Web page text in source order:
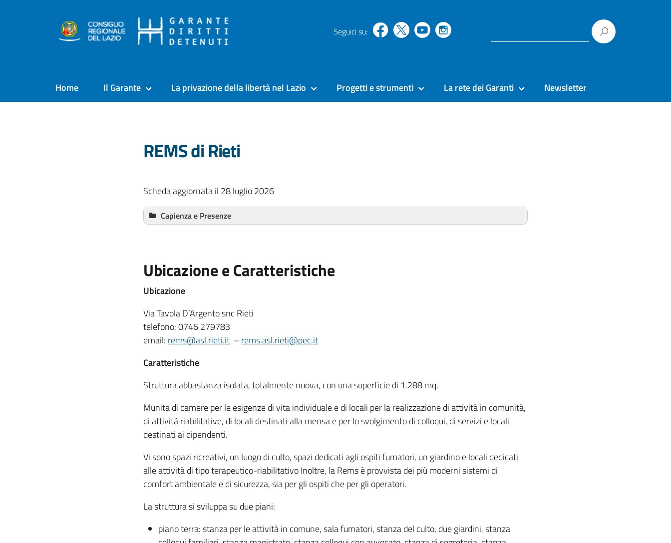
Seguici su:
Home Il Garante La privazione della libertà nel Lazio Progetti e strumenti La rete dei Garanti Newsletter
REMS di Rieti
Scheda aggiornata il 28 luglio 2026
Capienza e Presenze
Ubicazione e Caratteristiche
Ubicazione
Via Tavola D’Argento snc Rieti
telefono: 0746 279783
email: rems@asl.rieti.it –rems.asl.rieti@pec.it
Caratteristiche
Struttura abbastanza isolata, totalmente nuova, con una superficie di 1.288 mq.
Munita di camere per le esigenze di vita individuale e di locali per la realizzazione di attività in comunità,
di attività riabilitative, di locali destinati alla mensa e per lo svolgimento di colloqui, di servizi e locali
destinati ai dipendenti.
Vi sono spazi ricreativi, un luogo di culto, spazi dedicati agli ospiti fumatori, un giardino e locali dedicati
alle attività di tipo terapeutico-riabilitativo Inoltre, la Rems è provvista dei più moderni sistemi di
comfort ambientale e di sicurezza, sia per gli ospiti che per gli operatori.
La struttura si sviluppa su due piani:
piano terra: stanza per le attività in comune, sala fumatori, stanza del culto, due giardini, stanza